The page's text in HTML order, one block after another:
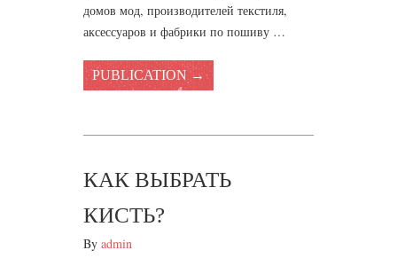
домов мод, производителей текстиля,
аксессуаров и фабрики по пошиву …
PUBLICATION →
КАК ВЫБРАТЬ
КИСТЬ?
By admin